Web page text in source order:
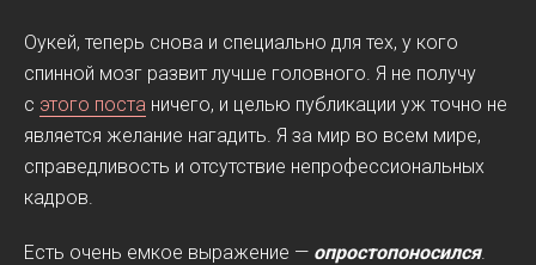
Оукей, теперь снова и специально для тех, у кого
спинной мозг развит лучше головного. Я не получу
с этого поста ничего, и целью публикации уж точно не
является желание нагадить. Я за мир во всем мире,
справедливость и отсутствие непрофессиональных
кадров.
Есть очень емкое выражение — опростопоносился.